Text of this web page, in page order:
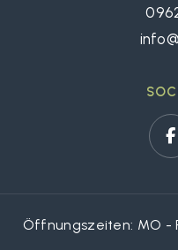
Öffnungszeiten: MO -